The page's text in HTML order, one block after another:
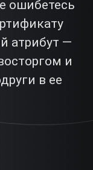
ошибетесь
атрибут —
и
в ее